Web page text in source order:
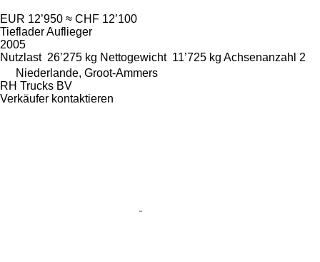
EUR 12’950 ≈ CHF 12’100
Tieflader Auflieger
2005
Nutzlast 26’275 kg Nettogewicht 11’725 kg Achsenanzahl 2
Niederlande, Groot-Ammers
RH Trucks BV
Verkäufer kontaktieren